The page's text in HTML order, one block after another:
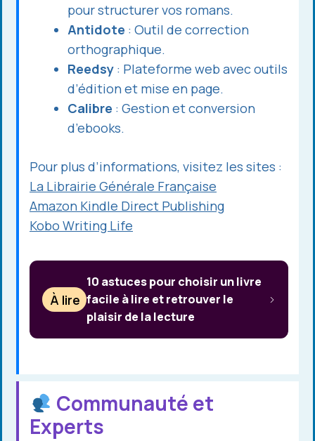
pour structurer vos romans.
Antidote : Outil de correction
orthographique.
Reedsy : Plateforme web avec outils
d’édition et mise en page.
Calibre : Gestion et conversion
d’ebooks.
Pour plus d’informations, visitez les sites :
La Librairie Générale Française
Amazon Kindle Direct Publishing
Kobo Writing Life
À lire
10 astuces pour choisir un livre
facile à lire et retrouver le
plaisir de la lecture
Communauté et
Experts